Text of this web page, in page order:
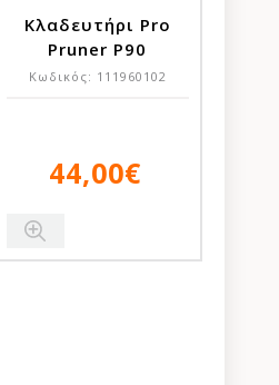
Κλαδευτήρι Pro
Pruner P90
Κωδικός: 111960102
44,00€